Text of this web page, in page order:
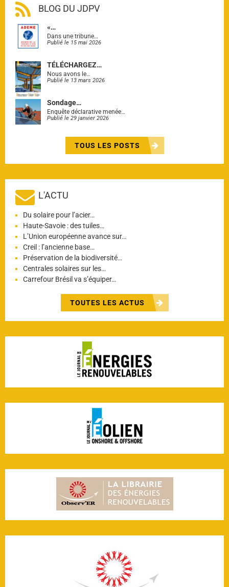
BLOG DU JDPV
«…
Dans une tribune…
Publié le 15 mai 2026
TÉLÉCHARGEZ…
Nous avons le…
Publié le 13 mars 2026
Sondage…
Enquête déclarative menée…
Publié le 29 janvier 2026
TOUS LES POSTS
L'ACTU
Du solaire pour l’acier…
Haute-Savoie : des tuiles…
L’Union européenne avance sur…
Creil : l’ancienne base…
Préservation de la biodiversité…
Centrales solaires sur les…
Carrefour Brésil va s’équiper…
TOUTES LES ACTUS